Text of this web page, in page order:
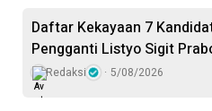
Daftar Kekayaan 7
Pengganti Listyo Sigit
Redaksi 5/08/2026